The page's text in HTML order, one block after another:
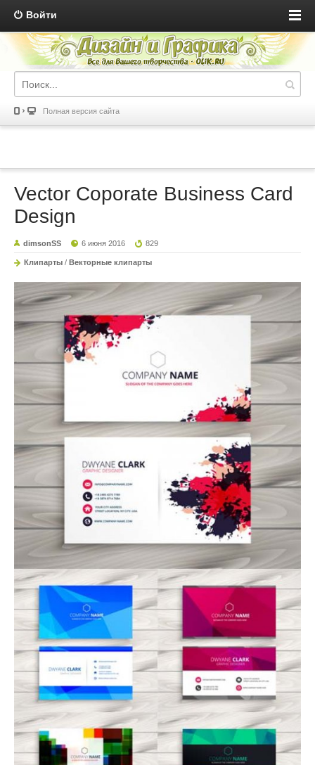
Войти
Полная версия сайта
Vector Сoporate Business Card
Design
dimsonSS 6 июня 2016 829
Клипарты / Векторные клипарты